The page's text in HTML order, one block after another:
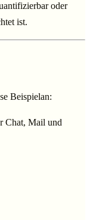
oder
ist.
Beispielan:
Chat, Mail und